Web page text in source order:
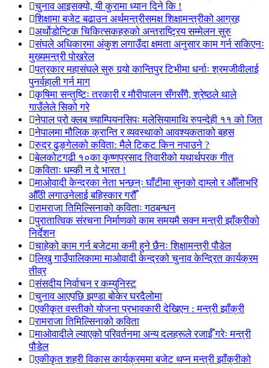
चुनाव आइसक्यो, यी कुरामा ध्यान दिने कि !
शिक्षामा बजेट बढाउन अर्थमन्त्रीसमक्ष शिक्षामन्त्रीको आग्रह
अर्थोडोन्टिक चिकित्सकहरुको अन्तराष्ट्रिय सम्मेलन सुरु
संघले अधिकारमा अंकुश लगाउँदा क्षमता अनुसार काम गर्न सकिएनः
मुख्यमन्त्री पोखरेल
पत्रकार महासंघले सुरु गर्‍यो कान्तिपुर टिभीमा धर्नाः श्रमजीवीलाई
पुनर्वहाली गर्न माग
कृषिमा सन्तुष्टिः तरकारी र मौरीपालन सँगसँगै, श्रेष्ठले थाले
गाउँलेले सिको गरे
नेपाल प्रो क्लब च्याम्पियनसिपः मलेसियामाथि रुपन्देही ११ को जित
नेपालमा मौलिक क्रान्ति र व्यवस्थाको आवश्यकताको बहस
रुद्र ढुङ्गेलको कविता: मैले टिकट किन नपाउने ?
बेलकोटगढी १०का कृष्णप्रसाद तिवारीको यथार्थपरक गीत
कविताः धम्की न दे भारत !
माओवादी केन्द्रका नेता भन्छन्ः घाँटीमा सुनको दाम्लो र औँलाभरि
औँठी लगाउनेलाई बहिस्कार गरौँ
रामराजा तिमिल्सिनाको कविताः गठबन्धन
पुरातात्विक संरचना निर्माणको काम समयमै सक्न मन्त्री झाँक्रीको
निर्देशन
चाहेको काम गर्न बजेटमा कमी हुने छैनः शिक्षामन्त्री पौडेल
लिखु गाउँपालिकामा माओवादी केन्द्रको चुनाव केन्द्रित कार्यक्रम
तीव्र
संसदीय निर्वाचन र कम्युनिस्ट
चुनाव आएपछि झण्डा बोकेर घरदैलोमा
एकीकृत वस्तीको योजना प्रभावकारी देखिएन : मन्त्री झाँक्री
रामराजा तिमिल्सिनाको कविता
माओवादीले ल्याएको परिवर्तनमा अन्य दलहरूले रजाईँ गरेः मन्त्री
पौडेल
एकीकृत शहरी विकास कार्यक्रममा बजेट थप्न मन्त्री झाँक्रीको